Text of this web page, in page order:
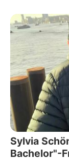
Sylvia
Bachelor"-